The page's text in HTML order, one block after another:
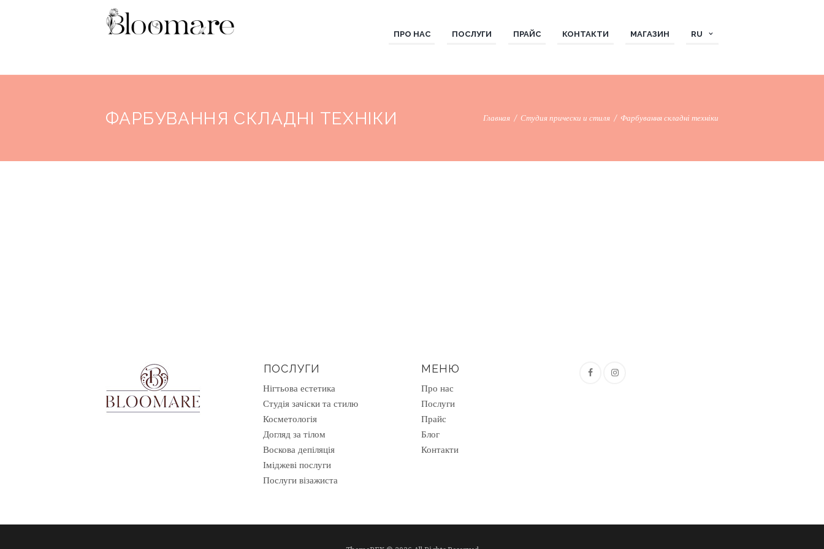
ПРО НАС ПОСЛУГИ ПРАЙС КОНТАКТИ МАГАЗИН RU
ФАРБУВАННЯ СКЛАДНІ ТЕХНІКИ Главная Студия прически и стиля Фарбування складні техніки
ПОСЛУГИ
Нігтьова естетика
Студія зачіски та стилю
Косметологія
Догляд за тілом
Воскова депіляція
Іміджеві послуги
Послуги візажиста
МЕНЮ
Про нас
Послуги
Прайс
Блог
Контакти